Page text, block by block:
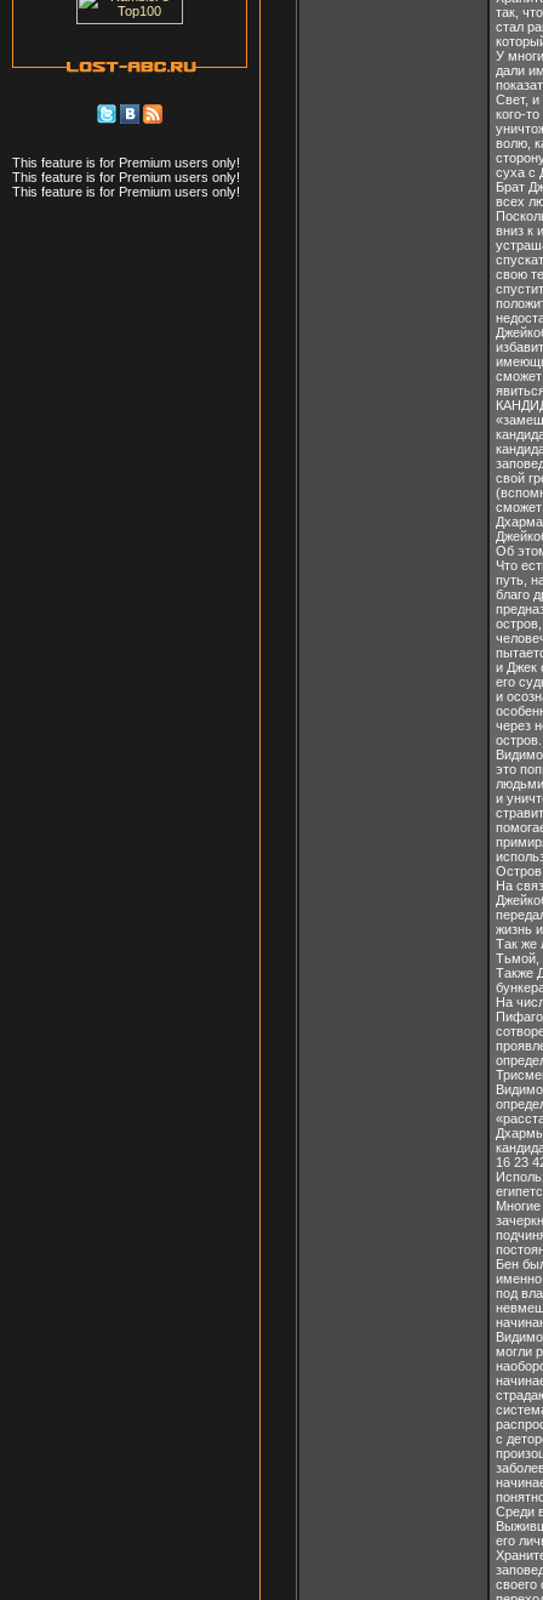
This feature is for Premium users only!
This feature is for Premium users only!
This feature is for Premium users only!
так,
стал
У
дали
Свет, и
кого-
волю,
суха с
Брат
всех
вниз к
свою
свой
сможет
Об
Что
путь,
благо
и Джек
его
и
через
это
и
На
жизнь
Так же
Тьмой,
Также
На
16 23
Бен
именно
под
могли
с
Среди
его
своего